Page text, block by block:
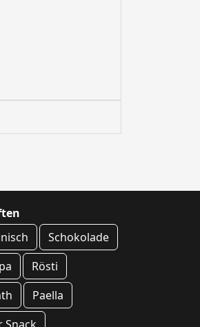
Schokolade
Rösti
Paella